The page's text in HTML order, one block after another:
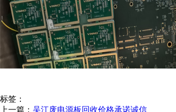
标签：
上一篇： 吴江废电源板回收价格承诺诚信